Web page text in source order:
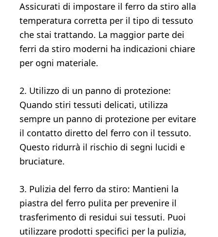
Assicurati di impostare il ferro da stiro alla
temperatura corretta per il tipo di tessuto
che stai trattando. La maggior parte dei
ferri da stiro moderni ha indicazioni chiare
per ogni materiale.
2. Utilizzo di un panno di protezione:
Quando stiri tessuti delicati, utilizza
sempre un panno di protezione per evitare
il contatto diretto del ferro con il tessuto.
Questo ridurrà il rischio di segni lucidi e
bruciature.
3. Pulizia del ferro da stiro: Mantieni la
piastra del ferro pulita per prevenire il
trasferimento di residui sui tessuti. Puoi
utilizzare prodotti specifici per la pulizia,